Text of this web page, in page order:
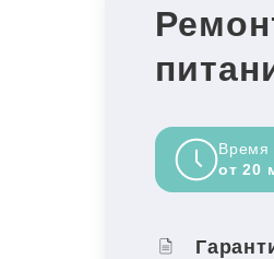
Время
от 20